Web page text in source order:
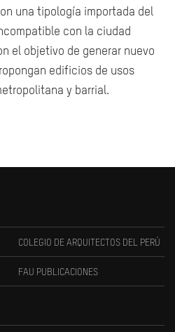
una tipología importada del
con la ciudad
el objetivo de generar nuevo
edificios de usos
y barrial.
COLEGIO DE ARQUITECTOS DEL PERÚ
FAU PUBLICACIONES